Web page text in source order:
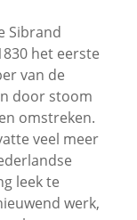
Sibrand
het eerste
van de
door stoom
omstreken.
veel meer
leek te
werk,